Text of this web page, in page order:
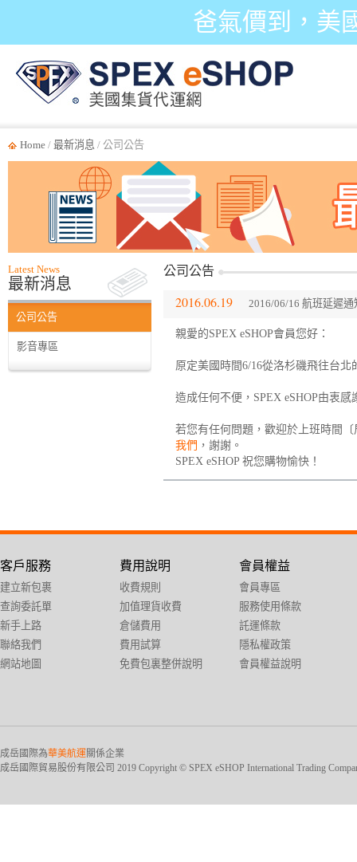
爸氣價到，美
Home / 最新消息 / 公司公告
Latest News
最新消息
公司公告
影音專區
公司公告
2016.06.19 2016/06/16 航班延遲通
親愛的SPEX eSHOP會員您好：
原定美國時間6/16從洛杉磯飛往台
造成任何不便，SPEX eSHOP由衷
若您有任何問題，歡迎於上班時間
我們 ，謝謝。
SPEX eSHOP 祝您購物愉快！
客戶服務
建立新包裹
查詢委託單
新手上路
聯絡我們
網站地圖
費用說明
收費規則
加值理貨收費
倉儲費用
費用試算
免費包裏整併說明
會員權益
會員專區
服務使用條款
託運條款
隱私權政策
會員權益說明
成岳國際為華美航運關係企業
成岳國際貿易股份有限公司 2019 Copyright © SPEX eSHOP International Trading